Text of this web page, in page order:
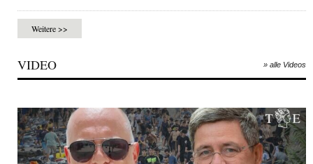
Weitere >>
VIDEO » alle Videos